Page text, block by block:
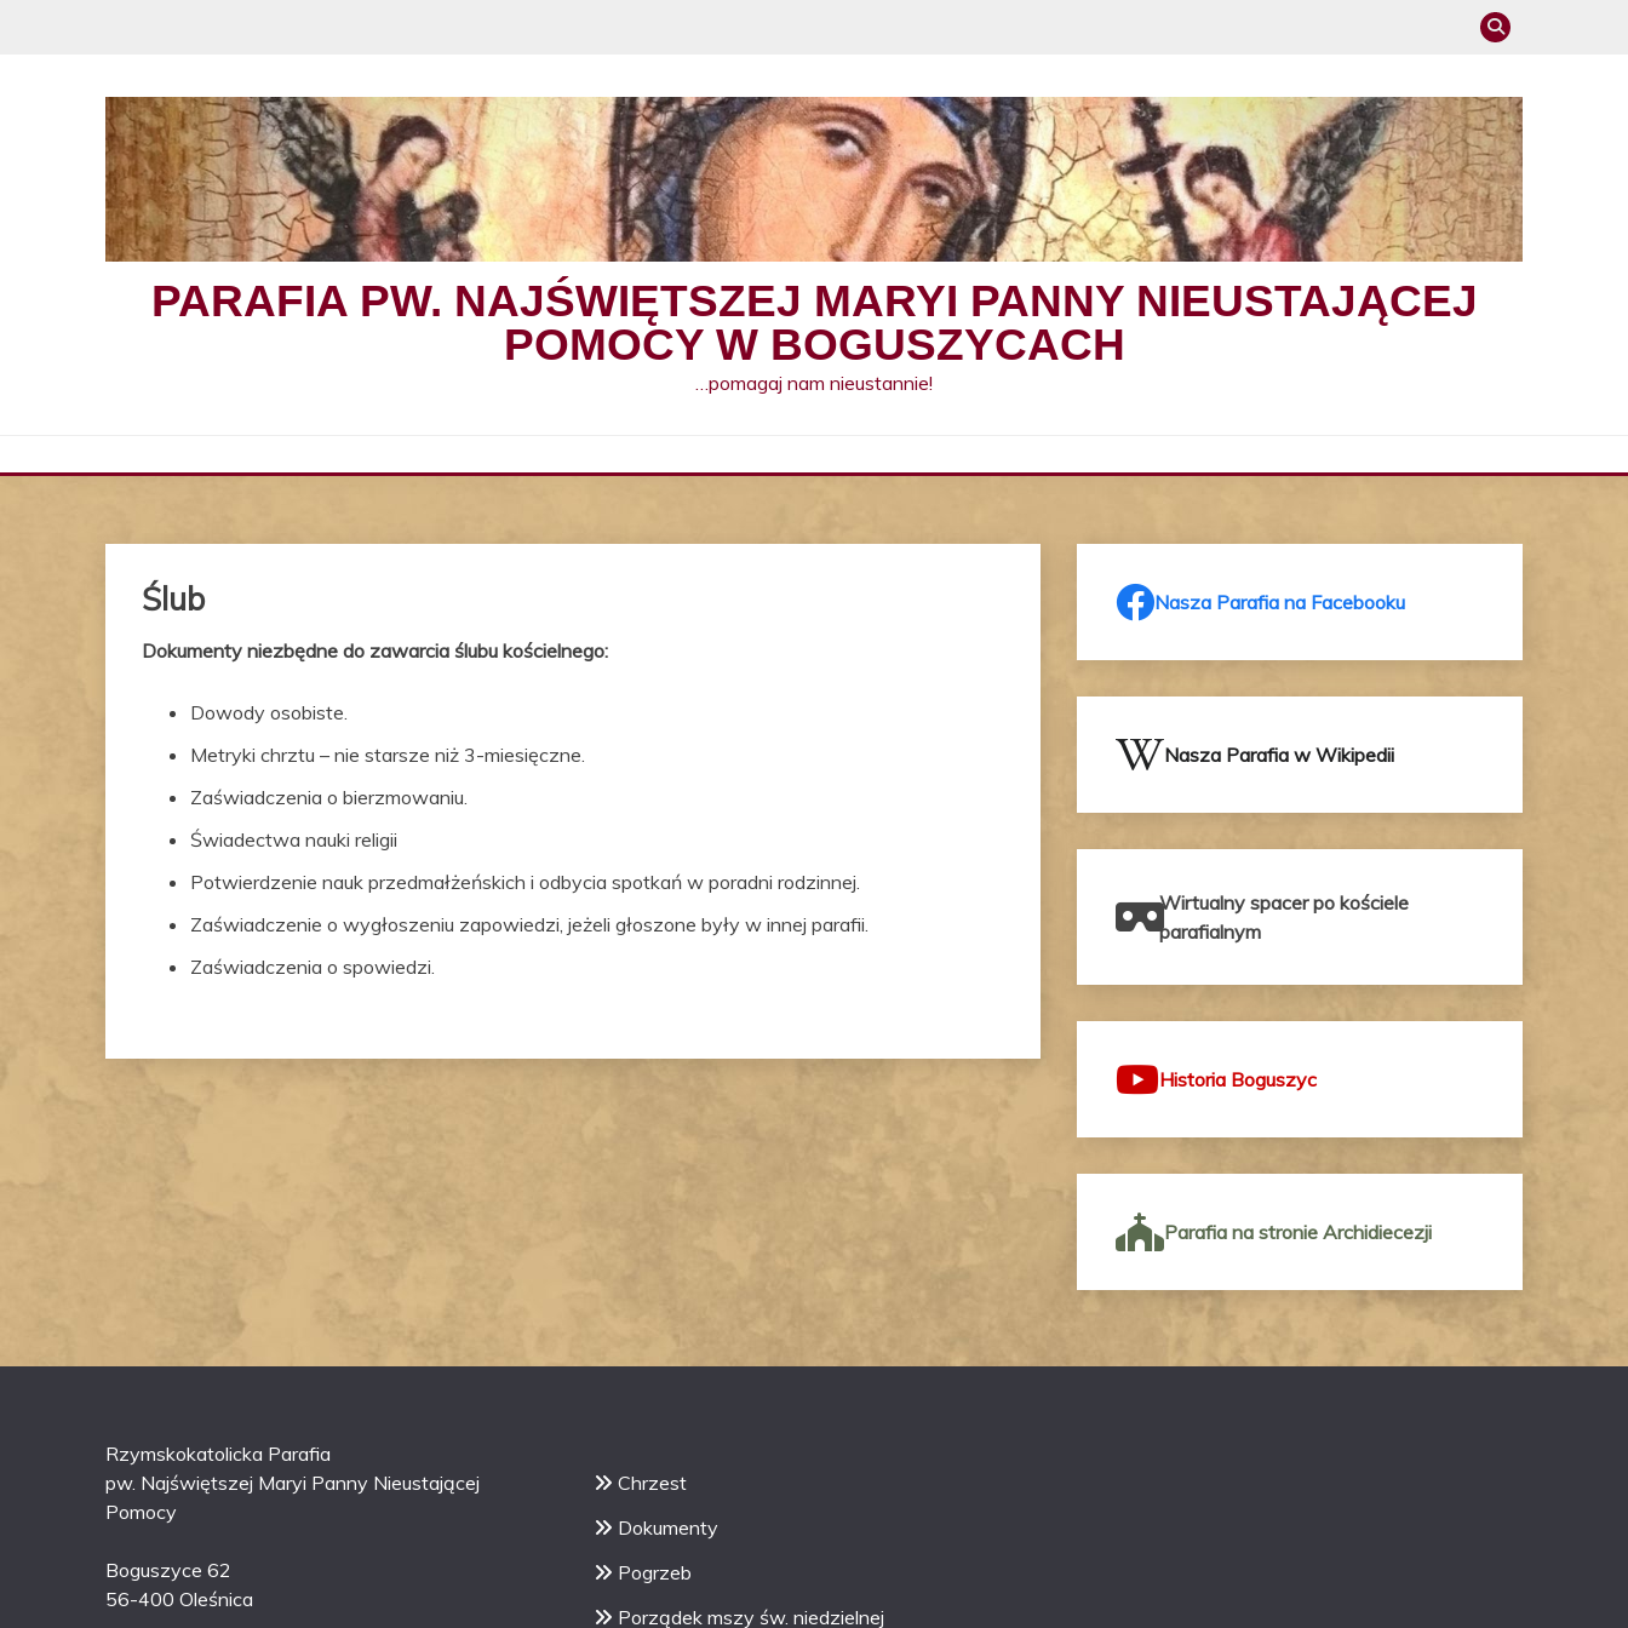
PARAFIA PW. NAJŚWIĘTSZEJ MARYI PANNY NIEUSTAJĄCEJ
POMOCY W BOGUSZYCACH
…pomagaj nam nieustannie!
Ślub
Dokumenty niezbędne do zawarcia ślubu kościelnego:
Dowody osobiste.
Metryki chrztu – nie starsze niż 3-miesięczne.
Zaświadczenia o bierzmowaniu.
Świadectwa nauki religii
Potwierdzenie nauk przedmałżeńskich i odbycia spotkań w poradni rodzinnej.
Zaświadczenie o wygłoszeniu zapowiedzi, jeżeli głoszone były w innej parafii.
Zaświadczenia o spowiedzi.
Nasza Parafia na Facebooku
Nasza Parafia w Wikipedii
Wirtualny spacer po kościele
parafialnym
Historia Boguszyc
Parafia na stronie Archidiecezji
Rzymskokatolicka Parafia
pw. Najświętszej Maryi Panny Nieustającej
Pomocy
Boguszyce 62
56-400 Oleśnica
Chrzest
Dokumenty
Pogrzeb
Porządek mszy św. niedzielnej